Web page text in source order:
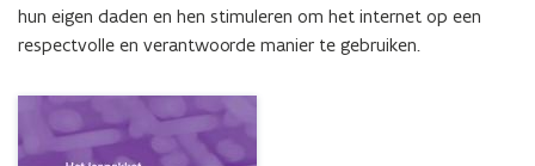
hun eigen daden en hen stimuleren om het internet op een
respectvolle en verantwoorde manier te gebruiken.